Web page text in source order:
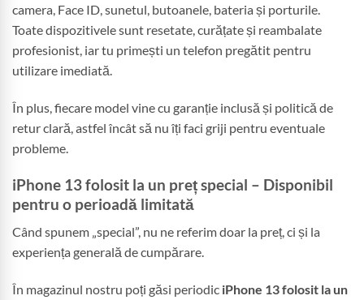
camera, Face ID, sunetul, butoanele, bateria și porturile.
Toate dispozitivele sunt resetate, curățate și reambalate
profesionist, iar tu primești un telefon pregătit pentru
utilizare imediată.
În plus, fiecare model vine cu garanție inclusă și politică de
retur clară, astfel încât să nu îți faci griji pentru eventuale
probleme.
iPhone 13 folosit la un preț special – Disponibil
pentru o perioadă limitată
Când spunem „special”, nu ne referim doar la preț, ci și la
experiența generală de cumpărare.
În magazinul nostru poți găsi periodic iPhone 13 folosit la un